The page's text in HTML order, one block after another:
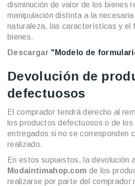
disminución de valor de los bienes
manipulación distinta a la
naturaleza, las características y el
bienes.
Descargar "Modelo de
Devolución de
defectuosos
El comprador tendrá derecho al
los productos defectuosos o de
entregados si no se corresponden
realizado.
En estos supuestos, la devolución
Modaintimahop.com de los
realizarse por parte del comprador